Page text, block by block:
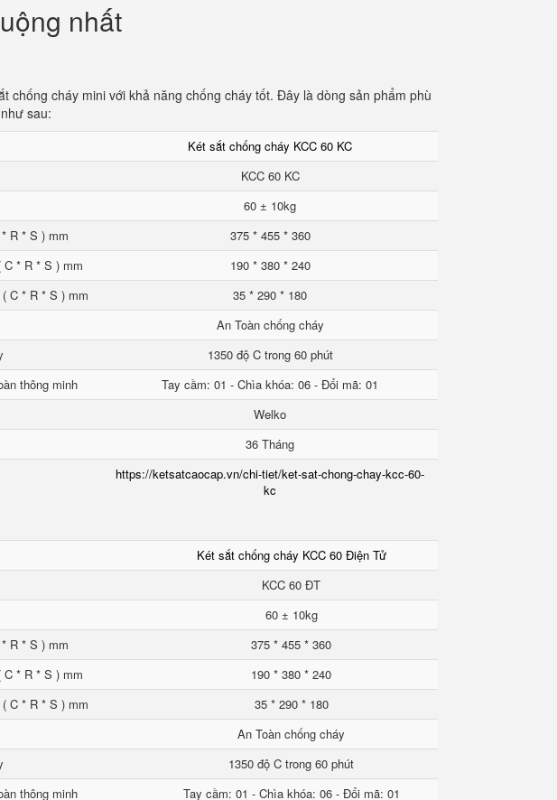
nhất
chống cháy mini với khả năng chống cháy tốt. Đây là dòng sản phẩm phù
sau:
Két sắt chống cháy KCC 60 KC
KCC 60 KC
60 ± 10kg
R * S ) mm
375 * 455 * 360
* R * S ) mm
190 * 380 * 240
C * R * S ) mm
35 * 290 * 180
An Toàn chống cháy
1350 độ C trong 60 phút
thông minh
Tay cầm: 01 - Chìa khóa: 06 - Đổi mã: 01
Welko
36 Tháng
https://ketsatcaocap.vn/chi-tiet/ket-sat-chong-chay-kcc-60-
kc
Két sắt chống cháy KCC 60 Điện Tử
KCC 60 ĐT
60 ± 10kg
R * S ) mm
375 * 455 * 360
* R * S ) mm
190 * 380 * 240
C * R * S ) mm
35 * 290 * 180
An Toàn chống cháy
1350 độ C trong 60 phút
thông minh
Tay cầm: 01 - Chìa khóa: 06 - Đổi mã: 01